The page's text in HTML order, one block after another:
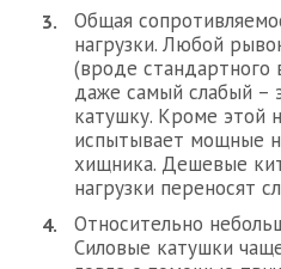
Общая
нагрузки. Любой
(вроде стандартного
даже самый слабый –
катушку. Кроме этой
испытывает мощные
хищника. Дешевые
нагрузки переносят
Относительно
Силовые катушки